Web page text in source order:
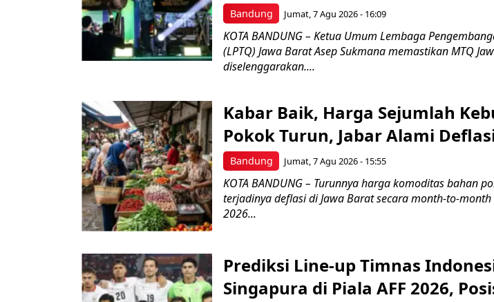
Bandung Jumat, 7 Agu 2026 - 16:09
KOTA BANDUNG – Ketua Umum Lembaga
(LPTQ) Jawa Barat Asep Sukmana memastikan MTQ
diselenggarakan....
Bandung
Kabar Baik, Harga Sejumlah
Pokok Turun, Jabar Alami
Jumat, 7 Agu 2026 - 15:55
KOTA BANDUNG – Turunnya harga komoditas bahan
terjadinya deflasi di Jawa Barat secara month-to-
2026...
Prediksi Line-up Timnas
Singapura di Piala AFF 2026,